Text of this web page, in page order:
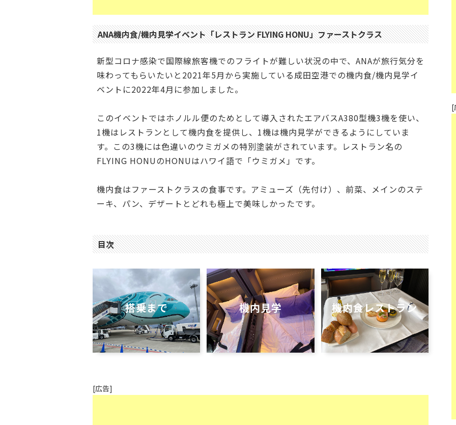
ANA機内食/機内見学イベント「レストラン FLYING HONU」ファーストクラス
新型コロナ感染で国際線旅客機でのフライトが難しい状況の中で、ANAが旅行気分を
味わってもらいたいと2021年5月から実施している成田空港での機内食/機内見学イ
ベントに2022年4月に参加しました。
このイベントではホノルル便のためとして導入されたエアバスA380型機3機を使い、
1機はレストランとして機内食を提供し、1機は機内見学ができるようにしていま
す。この3機には色違いのウミガメの特別塗装がされています。レストラン名の
FLYING HONUのHONUはハワイ語で「ウミガメ」です。
機内食はファーストクラスの食事です。アミューズ（先付け）、前菜、メインのステ
ーキ、パン、デザートとどれも極上で美味しかったです。
目次
搭乗まで 機内見学 機内食レストラン
[広告]
[